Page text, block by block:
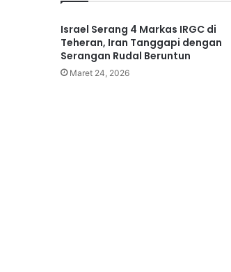
Israel Serang 4 Markas IRGC di
Teheran, Iran Tanggapi dengan
Serangan Rudal Beruntun
Maret 24, 2026